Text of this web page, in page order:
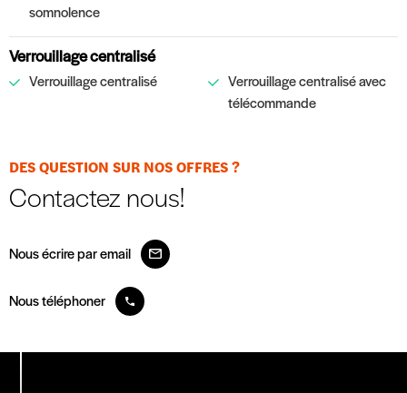
somnolence
Verrouillage centralisé
Verrouillage centralisé
Verrouillage centralisé avec
télécommande
DES QUESTION SUR NOS OFFRES ?
Contactez nous!
Nous écrire par email
Nous téléphoner